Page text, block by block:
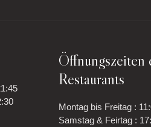
Öffnungszeiten
Restaurants
Montag bis Freitag :
Samstag & Feirtag :